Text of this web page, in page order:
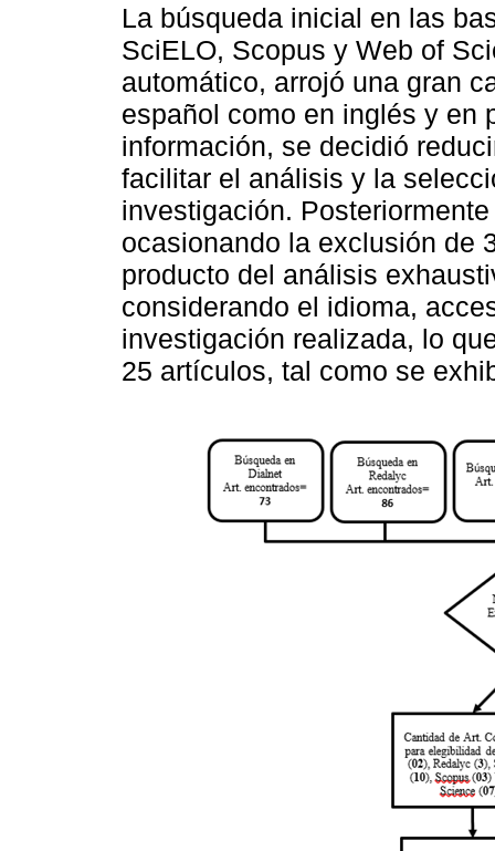
La búsqueda inicial en las
SciELO, Scopus y Web of
automático, arrojó una gran
español como en inglés y en
información, se decidió
facilitar el análisis y la
investigación.
ocasionando la exclusión de
producto del análisis
considerando el idioma,
investigación realizada, lo
25 artículos, tal como se